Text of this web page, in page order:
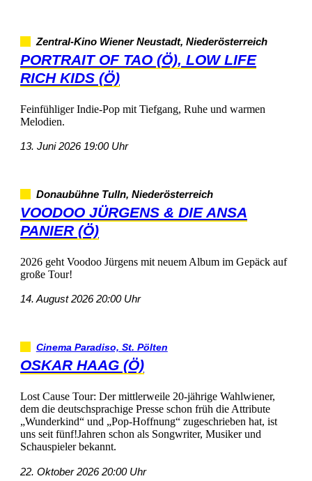
Zentral-KinoWienerNeustadt,Niederösterreich
PORTRAITOFTAO(Ö),LOWLIFE
RICHKIDS(Ö)
FeinfühligerIndie-PopmitTiefgang,Ruheundwarmen
Melodien.
13.Juni202619:00Uhr
DonaubühneTulln,Niederösterreich
VOODOOJÜRGENS&DIEANSA
PANIER(Ö)
2026gehtVoodooJürgensmitneuemAlbumimGepäckauf
großeTour!
14.August202620:00Uhr
CinemaParadiso,St.Pölten
OSKARHAAG(Ö)
LostCauseTour:Dermittlerweile20-jährigeWahlwiener,
demdiedeutschsprachigePresseschonfrühdieAttribute
„Wunderkind“und„Pop-Hoffnung“zugeschriebenhat,ist
unsseitfünf!JahrenschonalsSongwriter,Musikerund
Schauspielerbekannt.
22.Oktober202620:00Uhr